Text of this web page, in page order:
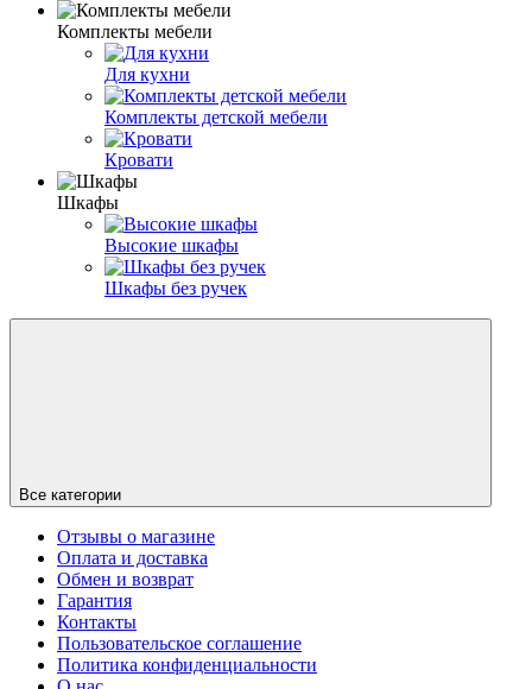
Комплекты мебели
Для кухни
Комплекты детской мебели
Кровати
Шкафы
Высокие шкафы
Шкафы без ручек
Все категории
Отзывы о магазине
Оплата и доставка
Обмен и возврат
Гарантия
Контакты
Пользовательское соглашение
Политика конфиденциальности